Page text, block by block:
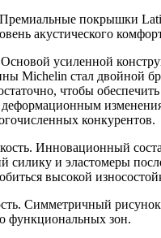
покрышки
акустического
усиленной
Michelin стал двойной
чтобы
деформационным
конкурентов.
Инновационный
силику и эластомеры
высокой
Симметричный рисунок
функциональных зон.